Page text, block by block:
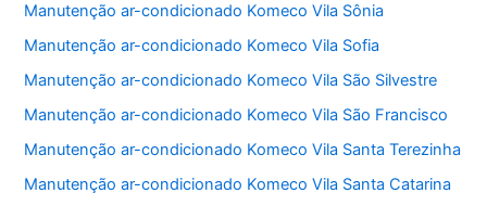
Manutenção ar-condicionado Komeco Vila Sônia
Manutenção ar-condicionado Komeco Vila Sofia
Manutenção ar-condicionado Komeco Vila São Silvestre
Manutenção ar-condicionado Komeco Vila São Francisco
Manutenção ar-condicionado Komeco Vila Santa Terezinha
Manutenção ar-condicionado Komeco Vila Santa Catarina